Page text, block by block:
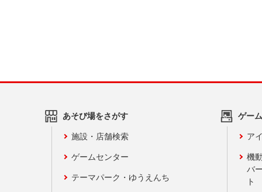
あそび場をさがす
施設・店舗検索
ゲームセンター
テーマパーク・ゆうえんち
ゲー
ア
機
バ
ト